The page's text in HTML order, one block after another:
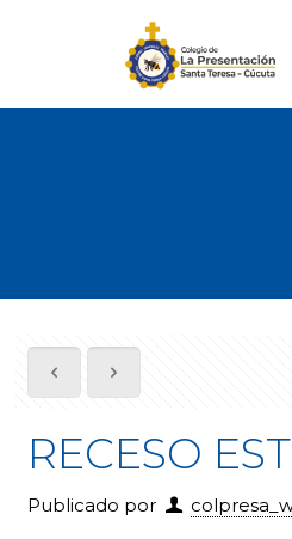
RECESO
Publicado por